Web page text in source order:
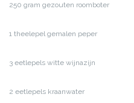
250 gram gezouten roomboter
1 theelepel gemalen peper
3 eetlepels witte wijnazijn
2 eetlepels kraanwater